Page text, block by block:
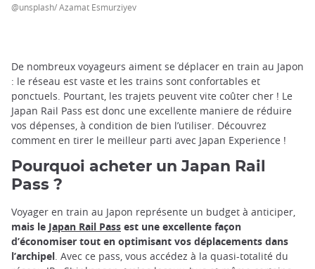
@unsplash/ Azamat Esmurziyev
De nombreux voyageurs aiment se déplacer en train au Japon
: le réseau est vaste et les trains sont confortables et
ponctuels. Pourtant, les trajets peuvent vite coûter cher ! Le
Japan Rail Pass est donc une excellente maniere de réduire
vos dépenses, à condition de bien l’utiliser. Découvrez
comment en tirer le meilleur parti avec Japan Experience !
Pourquoi acheter un Japan Rail
Pass ?
Voyager en train au Japon représente un budget à anticiper,
mais le Japan Rail Pass est une excellente façon
d’économiser tout en optimisant vos déplacements dans
l’archipel . Avec ce pass, vous accédez à la quasi-totalité du